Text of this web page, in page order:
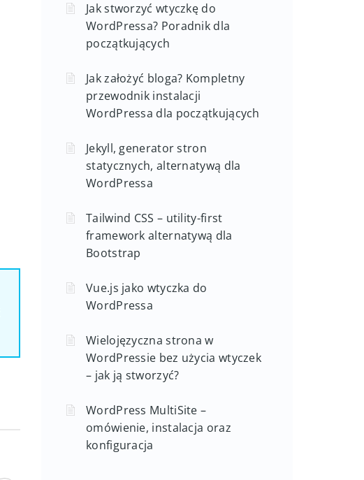
Jak stworzyć wtyczkę do
WordPressa? Poradnik dla
początkujących
Jak założyć bloga? Kompletny
przewodnik instalacji
WordPressa dla początkujących
Jekyll, generator stron
statycznych, alternatywą dla
WordPressa
Tailwind CSS – utility-first
framework alternatywą dla
Bootstrap
Vue.js jako wtyczka do
WordPressa
Wielojęzyczna strona w
WordPressie bez użycia wtyczek
– jak ją stworzyć?
WordPress MultiSite –
omówienie, instalacja oraz
konfiguracja